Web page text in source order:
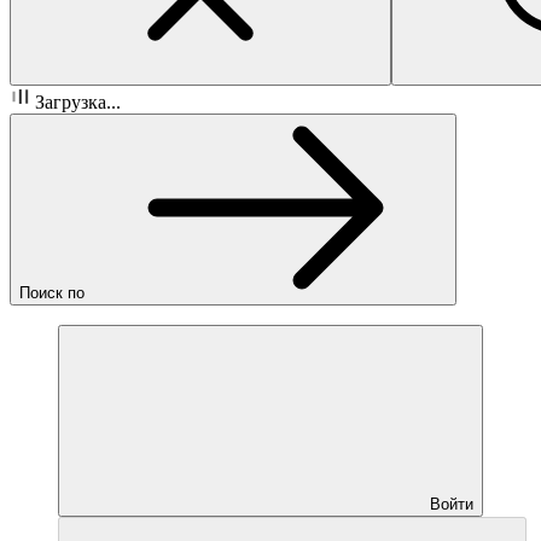
Загрузка...
Поиск по
Войти